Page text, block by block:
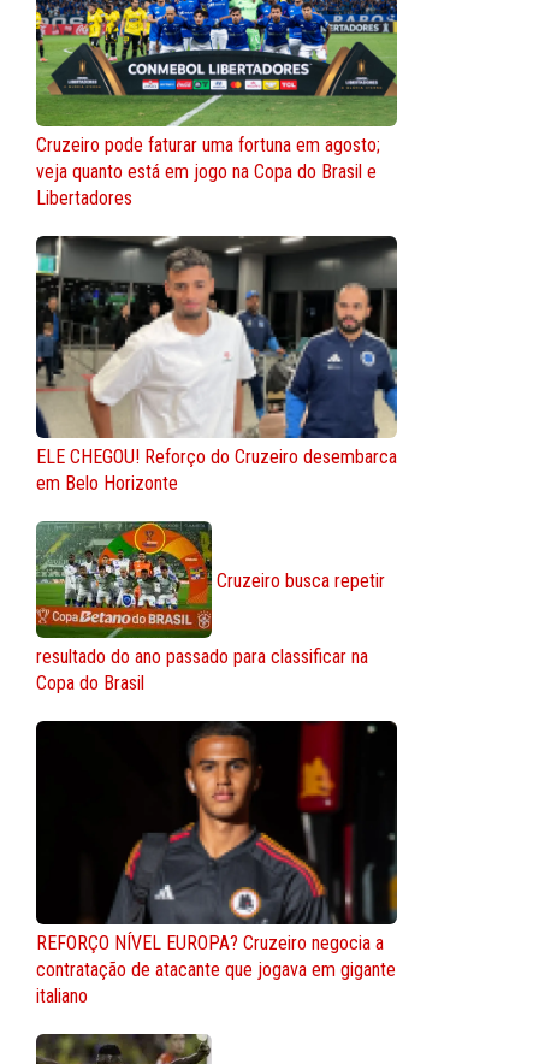
Cruzeiro pode faturar uma fortuna em agosto;
veja quanto está em jogo na Copa do Brasil e
Libertadores
ELE CHEGOU! Reforço do Cruzeiro desembarca
em Belo Horizonte
Cruzeiro busca repetir
resultado do ano passado para classificar na
Copa do Brasil
REFORÇO NÍVEL EUROPA? Cruzeiro negocia a
contratação de atacante que jogava em gigante
italiano